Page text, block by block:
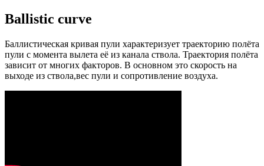
Ballistic curve
Баллистическая кривая пули характеризует траекторию полёта
пули с момента вылета её из канала ствола. Траектория полёта
зависит от многих факторов. В основном это скорость на
выходе из ствола,вес пули и сопротивление воздуха.